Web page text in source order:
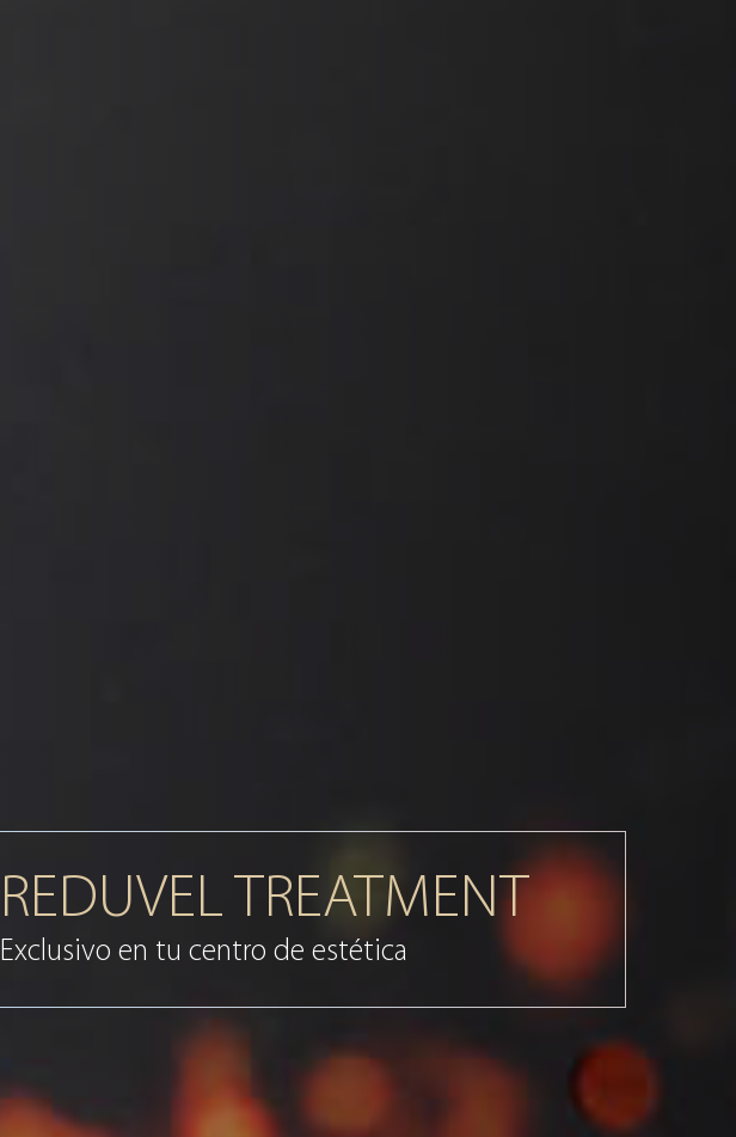
REDUVEL TREATMENT
Exclusivo en tu centro de estética